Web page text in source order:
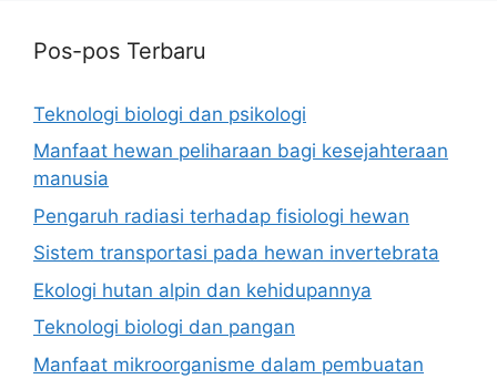
Pos-pos Terbaru
Teknologi biologi dan psikologi
Manfaat hewan peliharaan bagi kesejahteraan
manusia
Pengaruh radiasi terhadap fisiologi hewan
Sistem transportasi pada hewan invertebrata
Ekologi hutan alpin dan kehidupannya
Teknologi biologi dan pangan
Manfaat mikroorganisme dalam pembuatan